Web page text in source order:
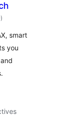
notes
en
)
smart
you